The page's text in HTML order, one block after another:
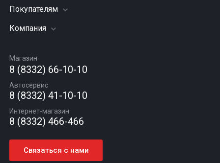
Грузовые шины
Диски
Автомасла
Заправка кондиционера
Подвеска (ходовая часть)
Шиномонтаж
Покупателям
Акции
Гарантии и возврат
Компания
Вакансии
Новости
Статьи
Контакты
Магазин
8 (8332) 66-10-10
Автосервис
8 (8332) 41-10-10
Интернет-магазин
8 (8332) 466-466
Связаться с нами